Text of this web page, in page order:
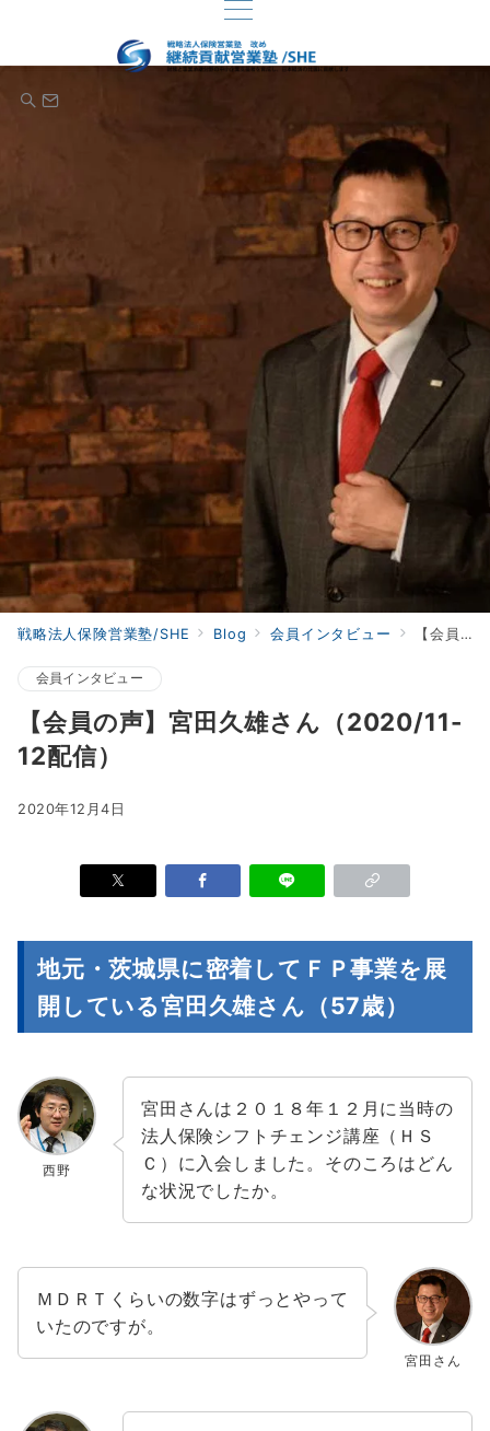
戦略法人保険営業塾/SHE Blog 会員インタビュー 【会員の声】宮田久雄さん（2020/11-12配信）
会員インタビュー
【会員の声】宮田久雄さん（2020/11-
12配信）
2020年12月4日
地元・茨城県に密着してＦＰ事業を展
開している宮田久雄さん（57歳）
西野
宮田さんは２０１８年１２月に当時の
法人保険シフトチェンジ講座（ＨＳ
Ｃ）に入会しました。そのころはどん
な状況でしたか。
宮田さん
ＭＤＲＴくらいの数字はずっとやって
いたのですが。